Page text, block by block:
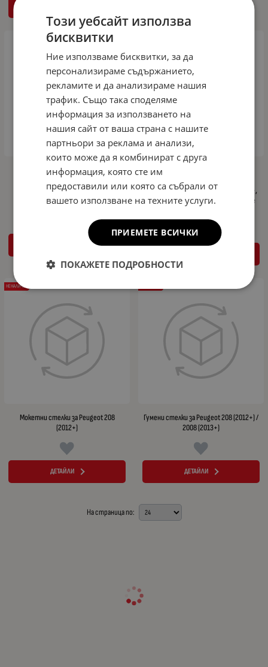
Гумени стелки за Peugeot 208 Van
(2012+) - front - тип леген
36.30€ / 71.00лв.
Комплект 4бр. 3D Гумени стелки за
купе от TPE гума X-Series за OPEL
CORSA-e 2021+, OPEL MOKKA-e 2021+,
CITROEN-e C4 2021+, PEUGEOT 208-e
Мокетни стелки за Peugeot 208
(2012+)
ДЕТАЙЛИ
НЕНАЛИЧЕН
Гумени стелки за Peugeot 208 (2012+) /
2008 (2013+)
ДЕТАЙЛИ
На страница по:
Този уебсайт използва
бисквитки
Ние използваме бисквитки, за да
персонализираме съдържанието,
рекламите и да анализираме нашия
трафик. Също така споделяме
информация за използването на
нашия сайт от ваша страна с нашите
партньори за реклама и анализи,
които може да я комбинират с друга
информация, която сте им
предоставили или която са събрали от
вашето използване на техните услуги.
ПРИЕМЕТЕ ВСИЧКИ
ПОКАЖЕТЕ ПОДРОБНОСТИ